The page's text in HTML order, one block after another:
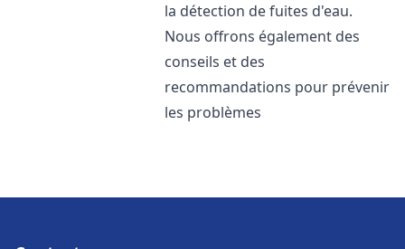
la détection de fuites d'eau.
Nous offrons également des
conseils et des
recommandations pour prévenir
les problèmes